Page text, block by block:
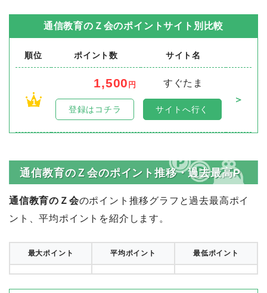
通信教育のＺ会のポイントサイト別比較
順位 ポイント数 サイト名
1
1,500 円
すぐたま
＞
登録はコチラ サイトへ行く
通信教育のＺ会のポイント推移・過去最高P
通信教育のＺ会のポイント推移グラフと過去最高ポイ
ント、平均ポイントを紹介します。
最大ポイント 平均ポイント 最低ポイント